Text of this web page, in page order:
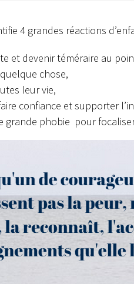
4 grandes réactions
et devenir téméraire au
chose,
leur vie,
confiance et supporter
grande phobie pour